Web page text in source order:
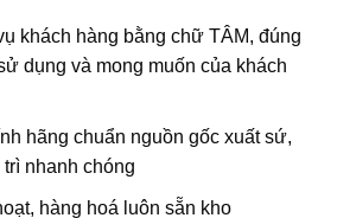
khách hàng bằng chữ TÂM, đúng
dụng và mong muốn của khách
hãng chuẩn nguồn gốc xuất sứ,
nhanh chóng
hàng hoá luôn sẵn kho